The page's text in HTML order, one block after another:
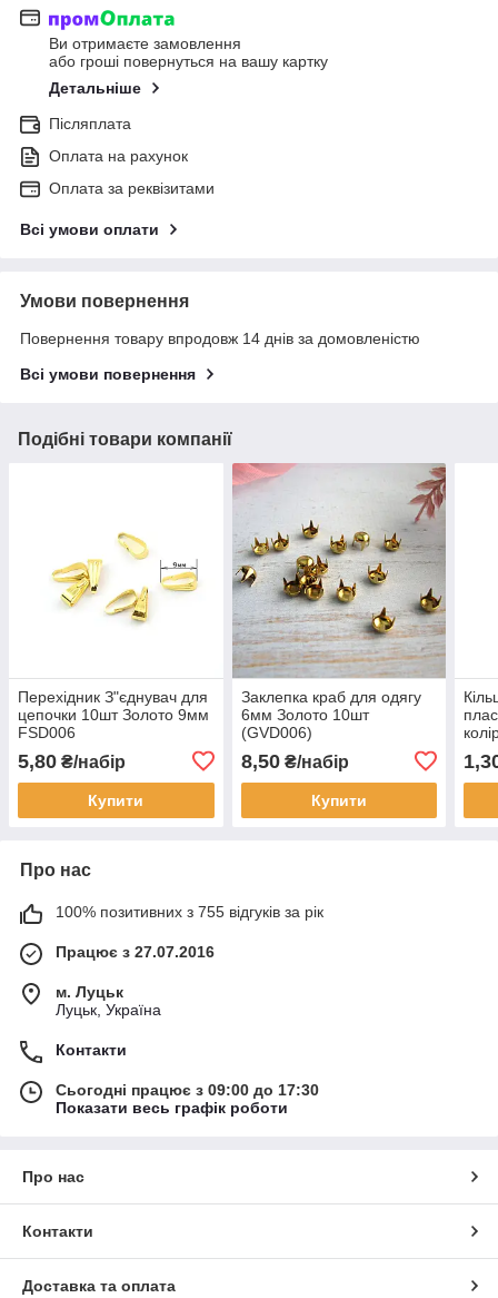
Ви отримаєте замовлення
або гроші повернуться на вашу картку
Детальніше
Післяплата
Оплата на рахунок
Оплата за реквізитами
Всі умови оплати
Умови повернення
Повернення товару впродовж 14 днів за домовленістю
Всі умови повернення
Подібні товари компанії
Перехідник З"єднувач для
цепочки 10шт Золото 9мм
FSD006
5,80 ₴/набір
Купити
Заклепка краб для одягу
6мм Золото 10шт
(GVD006)
8,50₴/набір
Купити
Про нас
100% позитивних з 755 відгуків за рік
Працює з 27.07.2016
м. Луцьк
Луцьк, Україна
Контакти
Сьогодні працює з 09:00 до 17:30
Показати весь графік роботи
Про нас
Контакти
Доставка та оплата